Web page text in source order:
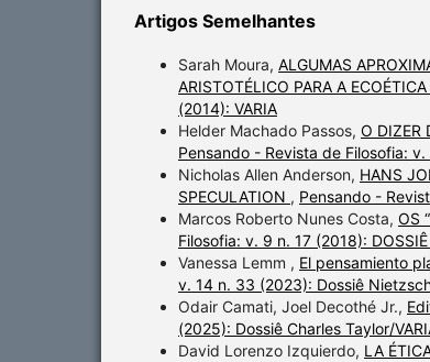
Artigos Semelhantes
Sarah Moura, ALGUMAS
ARISTOTÉLICO PARA A
(2014): VARIA
Helder Machado Passos, O DIZER
Pensando - Revista de Filosofia: v.
Nicholas Allen Anderson, HANS
SPECULATION , Pensando -
Marcos Roberto Nunes Costa, OS
Filosofia: v. 9 n. 17 (2018):
Vanessa Lemm , El pensamiento
v. 14 n. 33 (2023): Dossiê
Odair Camati, Joel Decothé Jr.,
(2025): Dossiê Charles Taylor/
David Lorenzo Izquierdo, LA